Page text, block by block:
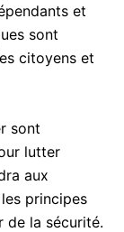
et
sont
citoyens et
sont
lutter
aux
principes
de la sécurité.